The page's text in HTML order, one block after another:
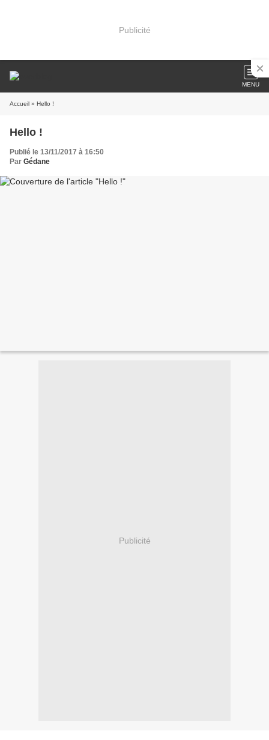
Publicité
MENU
Accueil » Hello !
Hello !
Publié le 13/11/2017 à 16:50
Par Gédane
Publicité